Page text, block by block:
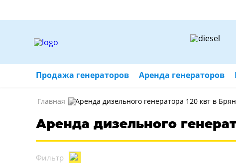
Продажа генераторов Аренда генераторов
Главная Аренда дизельного генератора 120 квт в
Аренда дизельного
Фильтр